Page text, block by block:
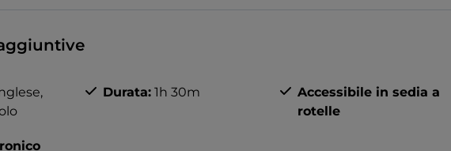
con una degustazione di prodotti locali per vivere appieno l'esperienza
Durata:1h 30m
Accessibile in sedia a
rotelle